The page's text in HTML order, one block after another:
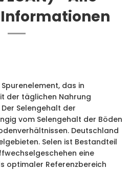
das in
der täglichen Nahrung
Selengehalt der
vom Selengehalt der Böden
Deutschland
Selen ist Bestandteil
eine
optimaler Referenzbereich